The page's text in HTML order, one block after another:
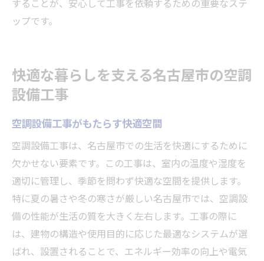
することが、安心して工事を依頼するための重要なステ
ップです。
快適な暮らしを支える名古屋市の空調
設備工事
空調設備工事がもたらす快適空間
空調設備工事は、名古屋市での生活を快適にするために
欠かせない要素です。この工事は、室内の温度や湿度を
適切に管理し、季節を問わず快適な空間を提供します。
特に夏の暑さや冬の寒さが厳しい名古屋市では、空調設
備の性能が生活の質を大きく左右します。工事の際に
は、建物の構造や使用目的に応じた最適なシステムが選
ばれ、設置されることで、エネルギー効率の向上や電気